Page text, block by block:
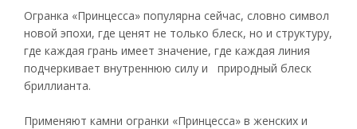
Огранка «Принцесса» популярна сейчас, словно символ
новой эпохи, где ценят не только блеск, но и структуру,
где каждая грань имеет значение, где каждая линия
подчеркивает внутреннюю силу и природный блеск
бриллианта.
Применяют камни огранки «Принцесса» в женских и